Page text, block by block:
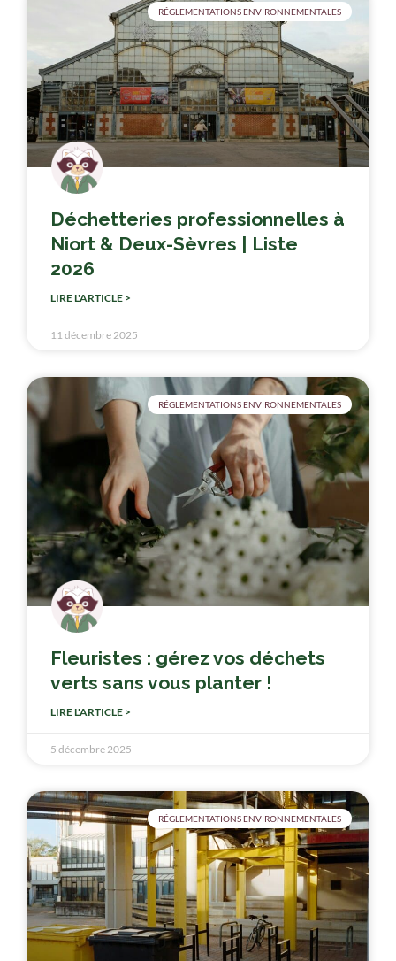
RÉGLEMENTATIONS ENVIRONNEMENTALES
Déchetteries professionnelles à
Niort & Deux-Sèvres | Liste
2026
LIRE L'ARTICLE >
11 décembre 2025
RÉGLEMENTATIONS ENVIRONNEMENTALES
Fleuristes : gérez vos déchets
verts sans vous planter !
LIRE L'ARTICLE >
5 décembre 2025
RÉGLEMENTATIONS ENVIRONNEMENTALES